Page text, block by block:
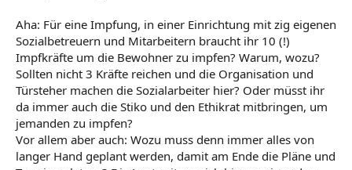
Aha: Für eine Impfung, in einer Einrichtung mit zig eigenen
Sozialbetreuern und Mitarbeitern braucht ihr 10 (!)
Impfkräfte um die Bewohner zu impfen? Warum, wozu?
Sollten nicht 3 Kräfte reichen und die Organisation und
Türsteher machen die Sozialarbeiter hier? Oder müsst ihr
da immer auch die Stiko und den Ethikrat mitbringen, um
jemanden zu impfen?
Vor allem aber auch: Wozu muss denn immer alles von
langer Hand geplant werden, damit am Ende die Pläne und